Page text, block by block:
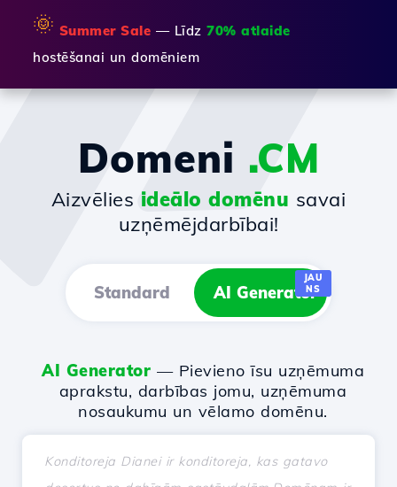
🌞 Summer Sale — Līdz 70% atlaide
hostēšanai un domēniem
Domeni .CM
Aizvēlies ideālo domēnu savai
uzņēmējdarbībai!
Standard AI Generator
JAU
NS
AI Generator — Pievieno īsu uzņēmuma
aprakstu, darbības jomu, uzņēmuma
nosaukumu un vēlamo domēnu.